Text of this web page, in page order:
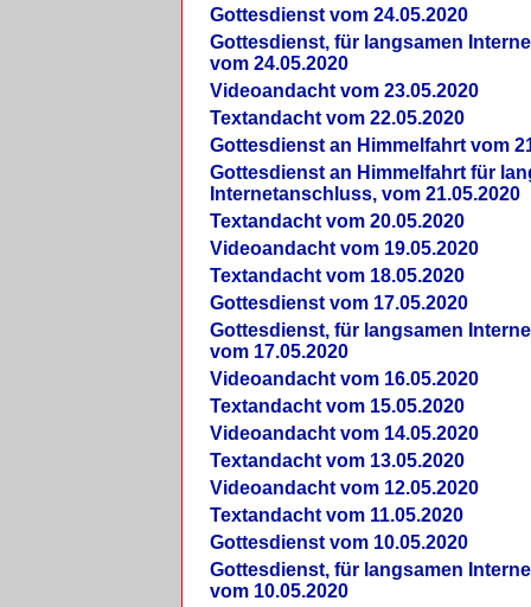
Gottesdienst vom 24.05.2020
Gottesdienst, für langsamen
vom 24.05.2020
Videoandacht vom 23.05.2020
Textandacht vom 22.05.2020
Gottesdienst an Himmelfahrt vom
Gottesdienst an Himmelfahrt für
Internetanschluss, vom 21.05.2020
Textandacht vom 20.05.2020
Videoandacht vom 19.05.2020
Textandacht vom 18.05.2020
Gottesdienst vom 17.05.2020
Gottesdienst, für langsamen
vom 17.05.2020
Videoandacht vom 16.05.2020
Textandacht vom 15.05.2020
Videoandacht vom 14.05.2020
Textandacht vom 13.05.2020
Videoandacht vom 12.05.2020
Textandacht vom 11.05.2020
Gottesdienst vom 10.05.2020
Gottesdienst, für langsamen
vom 10.05.2020